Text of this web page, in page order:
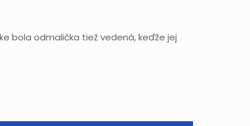
bola odmalička tiež vedená, keďže jej